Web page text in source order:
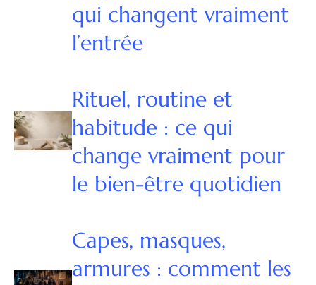
qui changent vraiment
l’entrée
Rituel, routine et
habitude : ce qui
change vraiment pour
le bien-être quotidien
Capes, masques,
armures : comment les